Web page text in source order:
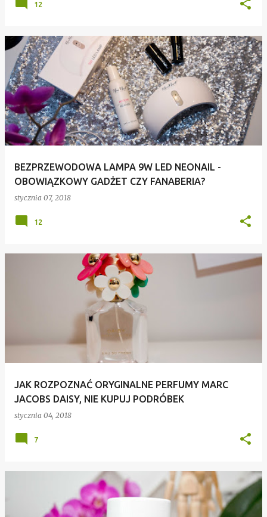
12
BEZPRZEWODOWA LAMPA 9W LED NEONAIL -
OBOWIĄZKOWY GADŻET CZY FANABERIA?
stycznia 07, 2018
12
JAK ROZPOZNAĆ ORYGINALNE PERFUMY MARC
JACOBS DAISY, NIE KUPUJ PODRÓBEK
stycznia 04, 2018
7